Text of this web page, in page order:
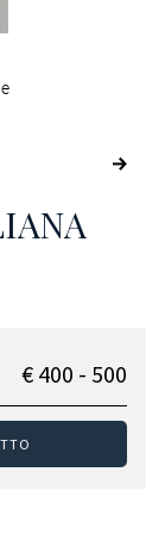
€ 400 - 500